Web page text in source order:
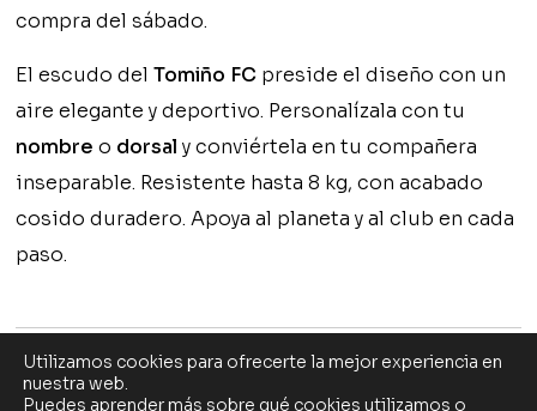
compra del sábado.
El escudo delTomiño FC preside el diseño con un
aire elegante y deportivo. Personalízala con tu
nombre o dorsal y conviértela en tu compañera
inseparable. Resistente hasta 8 kg, con acabado
cosido duradero. Apoya al planeta y al club en cada
paso.
Utilizamos cookies para ofrecerte la mejor experiencia en
nuestra web.
Puedes aprender más sobre qué cookies utilizamos o